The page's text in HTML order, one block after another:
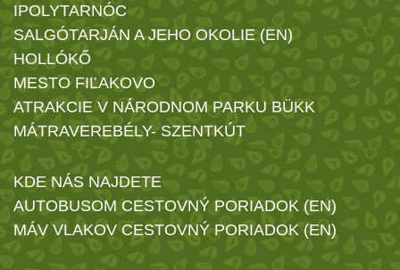
IPOLYTARNÓC
SALGÓTARJÁN A JEHO OKOLIE (EN)
HOLLÓKŐ
MESTO FIĽAKOVO
ATRAKCIE V NÁRODNOM PARKU BÜKK
MÁTRAVEREBÉLY- SZENTKÚT
KDE NÁS NAJDETE
AUTOBUSOM CESTOVNÝ PORIADOK (EN)
MÁV VLAKOV CESTOVNÝ PORIADOK (EN)